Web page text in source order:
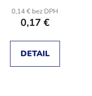
0,14 € bez DPH
0,17 €
DETAIL